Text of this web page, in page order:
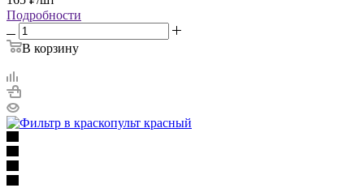
Подробности
В корзину